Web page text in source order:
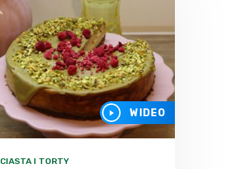
WIDEO
CIASTA I TORTY